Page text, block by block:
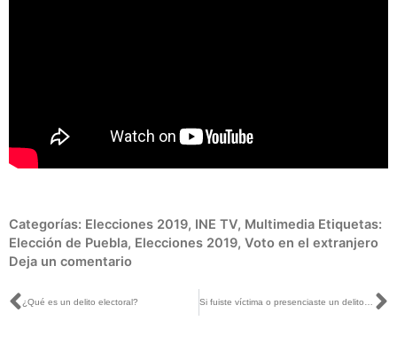
Categorías: Elecciones 2019, INE TV, Multimedia Etiquetas:
Elección de Puebla, Elecciones 2019, Voto en el extranjero
Deja un comentario
Ant
¿Qué es un delito electoral?